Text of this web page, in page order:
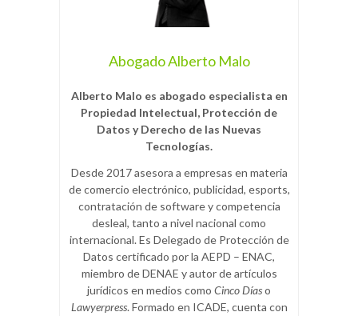
Abogado Alberto Malo
Alberto Malo es abogado especialista en
Propiedad Intelectual, Protección de
Datos y Derecho de las Nuevas
Tecnologías.
Desde 2017 asesora a empresas en materia
de comercio electrónico, publicidad, esports,
contratación de software y competencia
desleal, tanto a nivel nacional como
internacional. Es Delegado de Protección de
Datos certificado por la AEPD – ENAC,
miembro de DENAE y autor de artículos
jurídicos en medios como Cinco Díaso
Lawyerpress. Formado en ICADE, cuenta con